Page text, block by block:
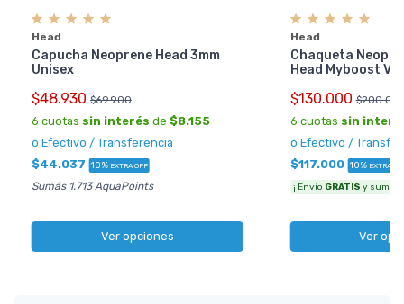
Head
Capucha Neoprene Head 3mm
Unisex
$48.930 $69.900
6 cuotas sin interés de $8.155
ó Efectivo / Transferencia
$44.037 10% EXTRA OFF
Sumás 1.713 AquaPoints
Ver opciones
Head
Chaqueta
Head Myboost
$130.000
6 cuotas sin
ó Efectivo /
$117.000 10% EXTRA
¡ Envío GRATIS y sumás
Ver